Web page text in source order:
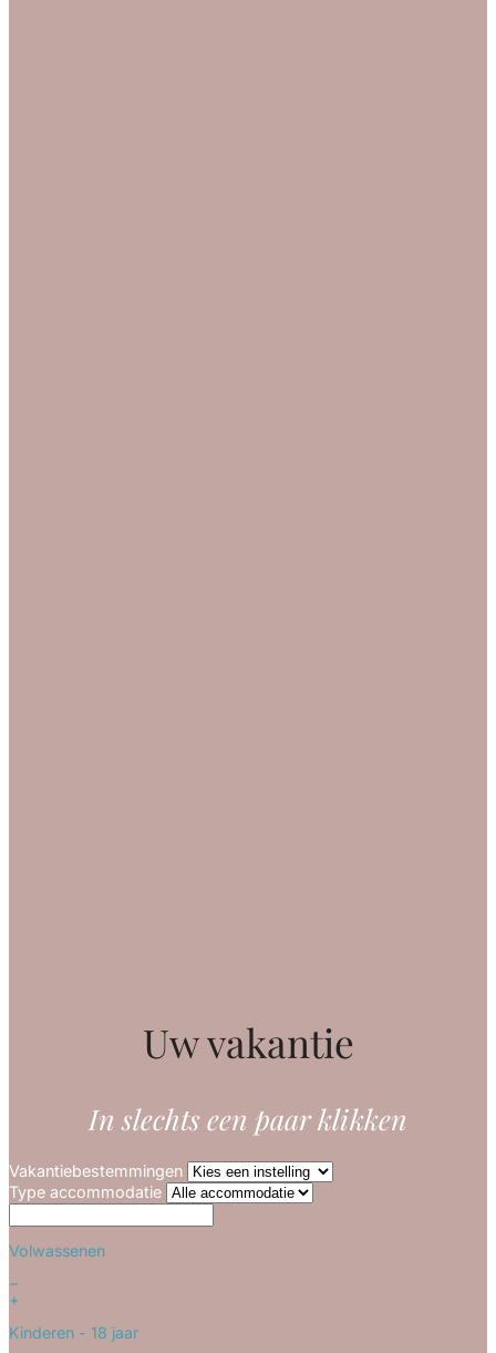
Uw vakantie
In slechts een paar klikken
Vakantiebestemmingen
Type accommodatie
Volwassenen
−
+
Kinderen - 18 jaar